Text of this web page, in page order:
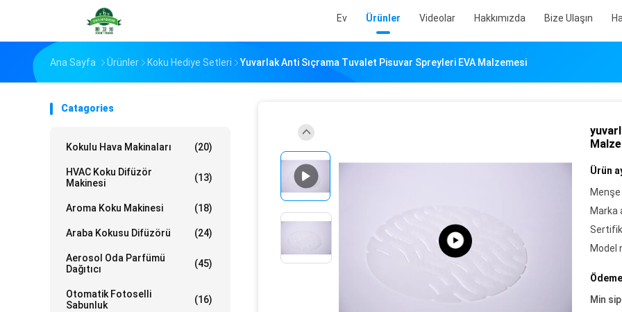
Ev Ürünler Videolar Hakkımızda Bize Ulaşın
Ana Sayfa Ürünler Koku Hediye Setleri Yuvarlak Anti Sıçrama Tuvalet Pisuvar Spreyleri EVA Malzemesi
Catagories
Kokulu Hava Makinaları (20)
HVAC Koku Difüzör
Makinesi
(13)
Aroma Koku Makinesi (18)
Araba Kokusu Difüzörü (24)
Aerosol Oda Parfümü
Dağıtıcı
(45)
Otomatik Fotoselli
Sabunluk
(16)
Ürün
Menşe
Marka
Model
Min